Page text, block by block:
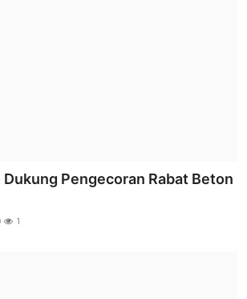
Pengecoran Rabat Beton
1